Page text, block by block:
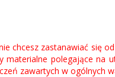
chcesz zastanawiać się
materialne polegające na
zawartych w ogólnych